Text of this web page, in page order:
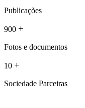
Publicações
900 +
Fotos e documentos
10 +
Sociedade Parceiras